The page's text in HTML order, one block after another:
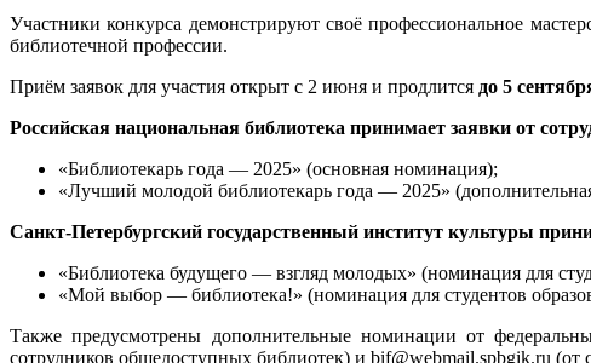
Участники конкурса демонстрируют своё профессиональное
библиотечной профессии.
Приём заявок для участия открыт с 2 июня и продлится до 5
Российская национальная библиотека принимает заявки от
«Библиотекарь года — 2025» (основная номинация);
«Лучший молодой библиотекарь года — 2025»
Санкт-Петербургский государственный институт культуры
«Библиотека будущего — взгляд молодых» (номинация для
«Мой выбор — библиотека!» (номинация для студентов
Также предусмотрены дополнительные номинации от
сотрудников общедоступных библиотек) и bif@webmail.spbgik.ru (от